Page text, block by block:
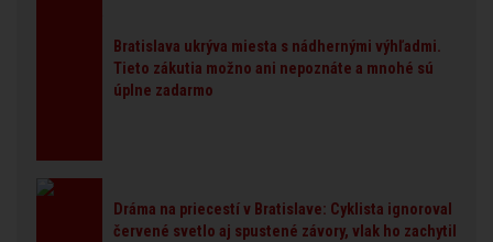
Bratislava ukrýva miesta s nádhernými výhľadmi.
Tieto zákutia možno ani nepoznáte a mnohé sú
úplne zadarmo
Dráma na priecestí v Bratislave: Cyklista ignoroval
červené svetlo aj spustené závory, vlak ho zachytil